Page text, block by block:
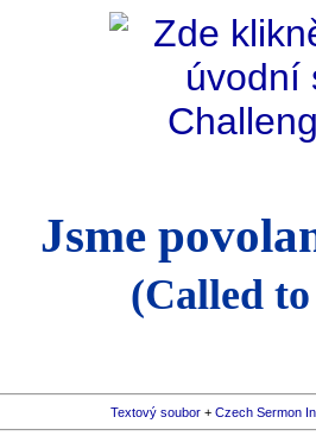
Jsme
(Called
Textový soubor + Czech Sermon